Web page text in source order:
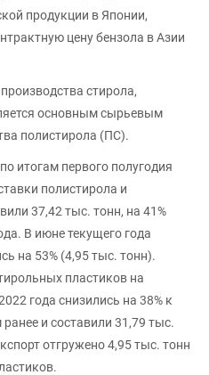
продукции в Японии,
цену бензола в Азии
стирола,
основным сырьевым
полистирола (ПС).
по итогам первого полугодия
полистирола и
37,42 тыс. тонн, на 41%
В июне текущего года
на 53% (4,95 тыс. тонн).
пластиков на
года снизились на 38% к
и составили 31,79 тыс.
отгружено 4,95 тыс. тонн